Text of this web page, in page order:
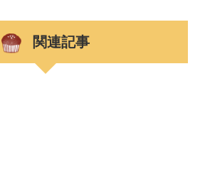
関連記事